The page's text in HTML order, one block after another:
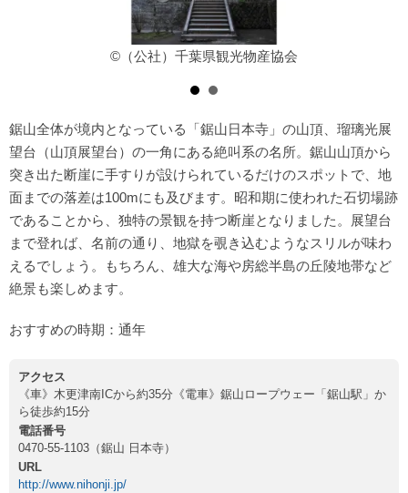
©（公社）千葉県観光物産協会
鋸山全体が境内となっている「鋸山日本寺」の山頂、瑠璃光展
望台（山頂展望台）の一角にある絶叫系の名所。鋸山山頂から
突き出た断崖に手すりが設けられているだけのスポットで、地
面までの落差は100mにも及びます。昭和期に使われた石切場跡
であることから、独特の景観を持つ断崖となりました。展望台
まで登れば、名前の通り、地獄を覗き込むようなスリルが味わ
えるでしょう。もちろん、雄大な海や房総半島の丘陵地帯など
絶景も楽しめます。
おすすめの時期：通年
アクセス
《車》木更津南ICから約35分《電車》鋸山ロープウェー「鋸山駅」か
ら徒歩約15分
電話番号
0470-55-1103（鋸山 日本寺）
URL
http://www.nihonji.jp/